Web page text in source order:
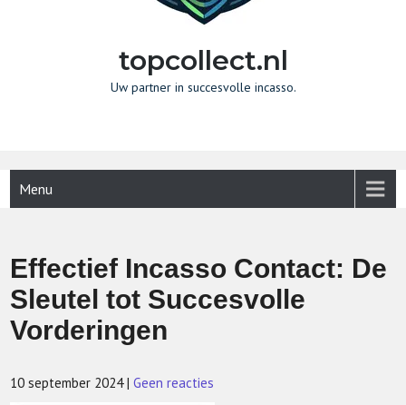
topcollect.nl
Uw partner in succesvolle incasso.
Menu
Effectief Incasso Contact: De
Sleutel tot Succesvolle
Vorderingen
10 september 2024 |Geen reacties